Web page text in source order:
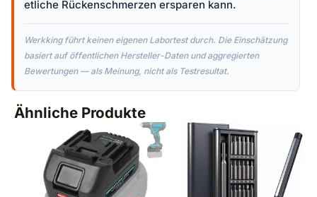
etliche Rückenschmerzen ersparen kann.
Werkking führt keinen eigenen Labortest durch. Die Einschätzung
basiert auf öffentlichen Hersteller-Daten und aggregierten
Bewertungen — als Meinung, nicht als Testresultat.
Ähnliche Produkte